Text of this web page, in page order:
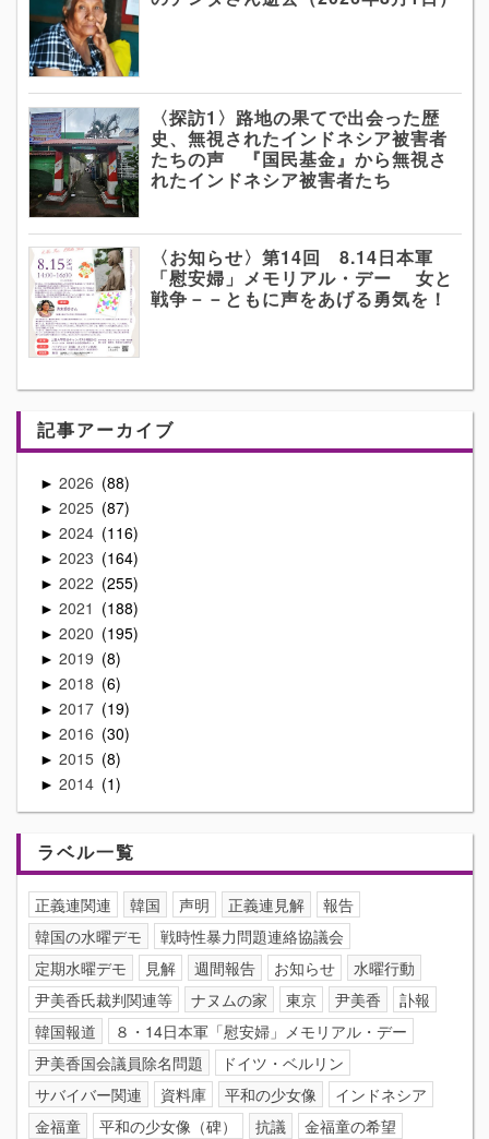
〈探訪1〉路地の果てで出会った歴
史、無視されたインドネシア被害者
たちの声 『国民基金』から無視さ
れたインドネシア被害者たち
〈お知らせ〉第14回 8.14日本軍
「慰安婦」メモリアル・デー 女と
戦争－－ともに声をあげる勇気を！
記事アーカイブ
► 2026 88
► 2025 87
► 2024 116
► 2023 164
► 2022 255
► 2021 188
► 2020 195
► 2019 8
► 2018 6
► 2017 19
► 2016 30
► 2015 8
► 2014 1
ラベル一覧
正義連関連 韓国 声明 正義連見解
報告
韓国の水曜デモ
戦時性暴力問題連絡協議会
定期水曜デモ
見解 週間報告 お知らせ
水曜行動
尹美香氏裁判関連等
ナヌムの家 東京 尹美香
訃報
韓国報道
８・14日本軍「慰安婦」メモリアル・デー
尹美香国会議員除名問題
ドイツ・ベルリン
サバイバー関連
資料庫 平和の少女像
インドネシア
金福童
平和の少女像（碑） 抗議
金福童の希望